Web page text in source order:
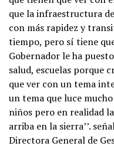
que la infraestructura
con más rapidez y
tiempo, pero sí tiene
Gobernador le ha
salud, escuelas porque
que ver con un tema
un tema que luce
niños pero en realidad
arriba en la sierra’’.
Directora General de